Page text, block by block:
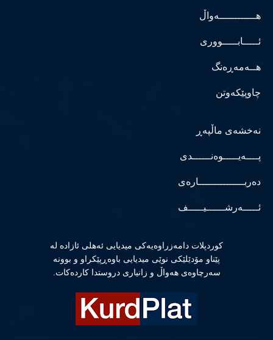
هــــــــــــەواڵ
ئـــــابـــــووری
هــەمەڕەنگ
چاوپێکەوتن
نەخشەی ماڵپەڕ
پــــەیـــــوەنــــــدی
دەربـــــــــــــــارەی
ئـــــەرشــــــیـــــف
كوردپلات دامەزراوەیەكی میدیایی ئەهلی ئازادە لە
پێناو مۆدێلێكی نوێی میدیایی باوەڕپێكراو و بوونە
سەرچاوەی هەواڵ و زانیاری دروستدا كاردەكات.